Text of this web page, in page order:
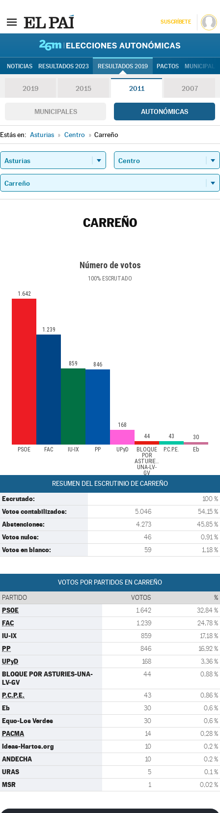
SUSCRÍBETE
NOTICIAS RESULTADOS 2023 RESULTADOS 2019 PACTOS
2019 2015 2011 2007
MUNICIPALES AUTONÓMICAS
Estás en: Asturias » Centro » Carreño
CARREÑO
Número de votos
100% ESCRUTADO
PSOE FAC IU-IX PP UPyD
BLOQUE
POR
ASTURIES-
UNA-LV-
GV
P.C.P.E. Eb
1.642
1.239
859 846
168
44
43 30
RESUMEN DEL ESCRUTINIO DE CARREÑO
Escrutado: 100 %
Votos contabilizados: 5.046 54,15 %
Abstenciones: 4.273 45,85 %
Votos nulos: 46 0,91 %
Votos en blanco: 59 1,18 %
VOTOS POR PARTIDOS EN CARREÑO
PARTIDO VOTOS %
PSOE 1.642 32,84 %
FAC 1.239 24,78 %
IU-IX 859 17,18 %
PP 846 16,92 %
UPyD 168 3,36 %
BLOQUE POR ASTURIES-UNA-
LV-GV
44 0,88 %
P.C.P.E. 43 0,86 %
Eb 30 0,6 %
Equo-Los Verdes 30 0,6 %
PACMA 14 0,28 %
Ideas-Hartos.org 10 0,2 %
ANDECHA 10 0,2 %
URAS 5 0,1 %
MSR 1 0,02 %